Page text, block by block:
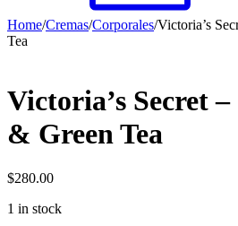
Home/Cremas/Corporales/Victoria’s
Tea
Victoria’s Secret
& Green Tea
$280.00
1 in stock